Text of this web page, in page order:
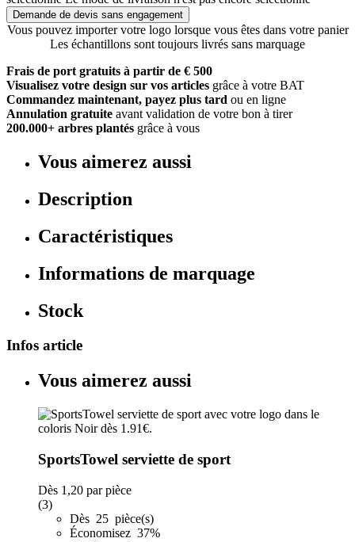
Demande de devis sans engagement
Vous pouvez importer votre logo lorsque vous êtes dans votre panier
Les échantillons sont toujours livrés sans marquage
Frais de port gratuits à partir de € 500
Visualisez votre design sur vos articles grâce à votre BAT
Commandez maintenant, payez plus tard ou en ligne
Annulation gratuite avant validation de votre bon à tirer
200.000+ arbres plantés grâce à vous
Vous aimerez aussi
Description
Caractéristiques
Informations de marquage
Stock
Infos article
Vous aimerez aussi
SportsTowel serviette de sport
Dès 1,20 par pièce
(3)
Dès 25 pièce(s)
Économisez 37%